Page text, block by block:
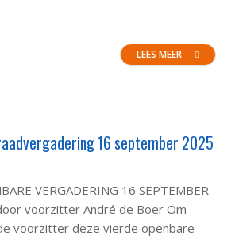
LEES MEER
16 september 2025
VERGADERING 16 SEPTEMBER
voorzitter André de Boer Om
voorzitter deze vierde openbare